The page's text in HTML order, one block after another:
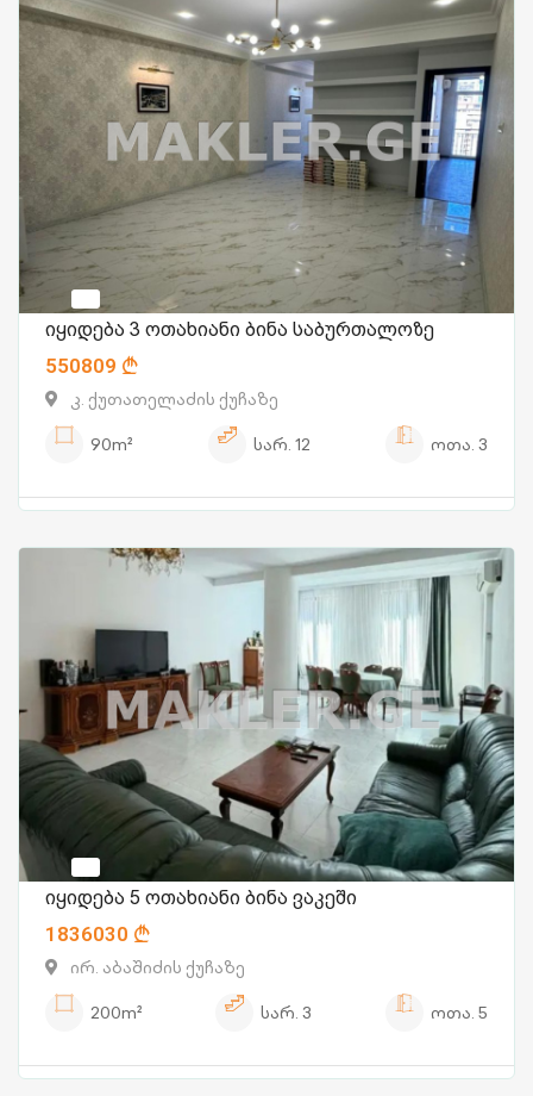
იყიდება 3 ოთახიანი ბინა საბურთალოზე
550809
კ. ქუთათელაძის ქუჩაზე
90m²
სარ. 12 ოთა. 3
იყიდება 5 ოთახიანი ბინა ვაკეში
1836030
ირ. აბაშიძის ქუჩაზე
200m²
სარ. 3 ოთა. 5